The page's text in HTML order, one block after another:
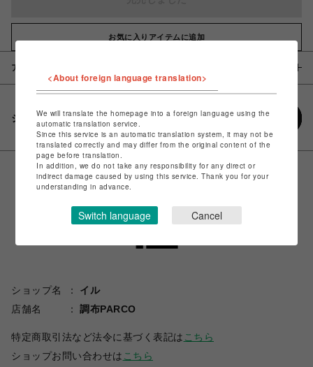
お気に入りアイテムに追加
アイテム説明 / 素材
シェアする
ショップ名
イル
店舗名
調布PARCO
特定商取引法など法令に基づく表記は こちら
ショップお問い合わせは こちら
<About foreign language translation>
We will translate the homepage into a foreign language using the
automatic translation service.
Since this service is an automatic translation system, it may not be
translated correctly and may differ from the original content of the
page before translation.
In addition, we do not take any responsibility for any direct or
indirect damage caused by using this service. Thank you for your
understanding in advance.
Switch language Cancel